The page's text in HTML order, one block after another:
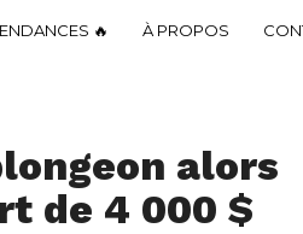
🔥 À PROPOS
alors
de 4 000 $